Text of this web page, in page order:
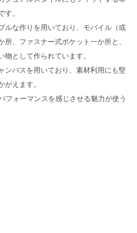
。
ルな作りを用いており、モバイル（或
、ファスナー式ポケット一か所と、
として作られています。
ンバスを用いており、素材利用にも堅
えます。
フォーマンスを感じさせる魅力が使う